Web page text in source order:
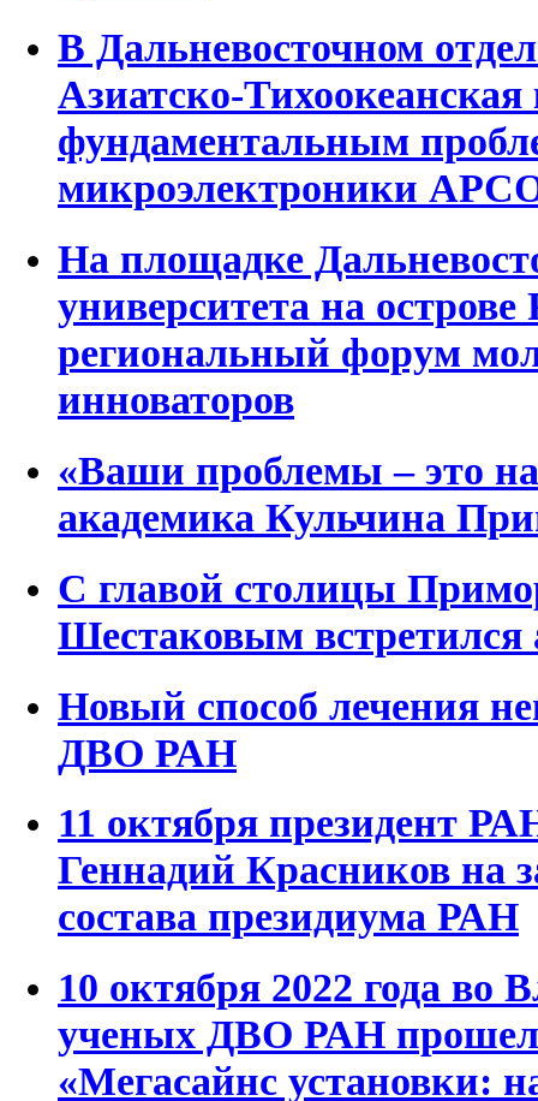
В Дальневосточном
Азиатско-
фундаментальным
микроэлектроники
На площадке
университета на
региональный форум
инноваторов
«Ваши проблемы – это
академика Кульчина
С главой столицы
Шестаковым встретился
Новый способ лечения
ДВО РАН
11 октября президент
Геннадий Красников на
состава президиума РАН
10 октября 2022 года во
ученых ДВО РАН прошел
«Мегасайнс установки: